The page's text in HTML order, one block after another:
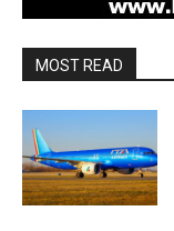
MOST READ